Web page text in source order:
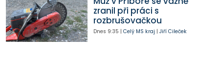
zranil při práci s
rozbrušovačkou
Dnes 9:35 | Celý MS kraj | Jiří Cileček